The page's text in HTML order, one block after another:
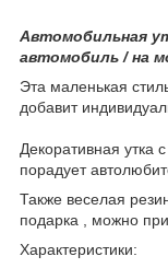
Автомобильная
автомобиль / на
Эта маленькая
добавит
Декоративная утка
порадует
Также веселая
подарка , можно
Характеристики: